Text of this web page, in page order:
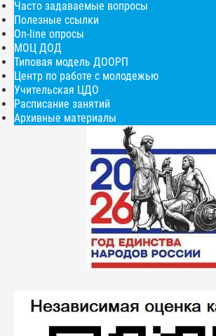
Часто задаваемые вопросы
Полезные ссылки
On-line опросы
МОЦ ДОД
Типовая модель ДООРП
Центр по работе с молодежью
Учительская ЦДО
Расписание занятий
Архивные материалы